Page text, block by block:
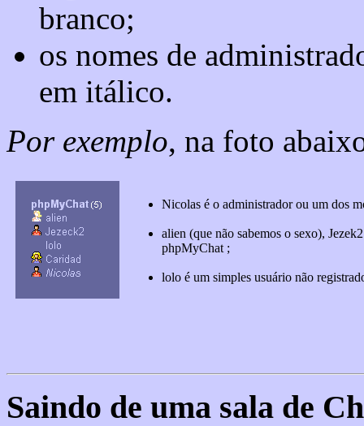
branco;
os nomes de
em itálico.
Por exemplo, na foto
Nicolas é o administrador ou um dos
alien (que não sabemos o sexo),
phpMyChat ;
lolo é um simples usuário não
Saindo de uma sala de